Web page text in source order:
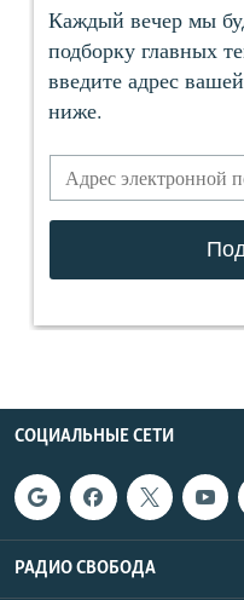
СОЦИАЛЬНЫЕ СЕТИ
РАДИО СВОБОДА